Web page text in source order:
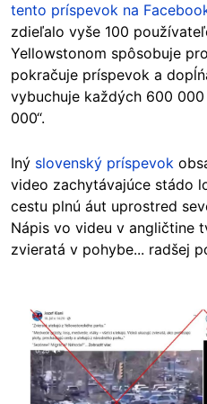
tento príspevok na
zdieľalo vyše 100
Yellowstonom spôsobuje
pokračuje príspevok a
vybuchuje každých 600
000“.
Iný slovenský príspevok
video zachytávajúce stádo
cestu plnú áut uprostred
Nápis vo videu v angličtine
zvieratá v pohybe... radšej
Image